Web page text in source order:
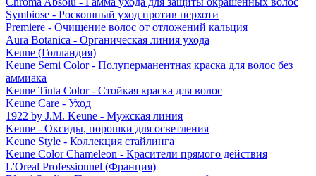
Symbiose - Роскошный уход против перхоти
Premiere - Очищение волос от отложений кальция
Aura Botanica - Органическая линия ухода
Keune (Голландия)
Keune Semi Color - Полуперманентная краска для волос без
аммиака
Keune Tinta Color - Стойкая краска для волос
Keune Care - Уход
1922 by J.M. Keune - Мужская линия
Keune - Оксиды, порошки для осветления
Keune Style - Коллекция стайлинга
Keune Color Chameleon - Красители прямого действия
L'Oreal Professionnel (Франция)